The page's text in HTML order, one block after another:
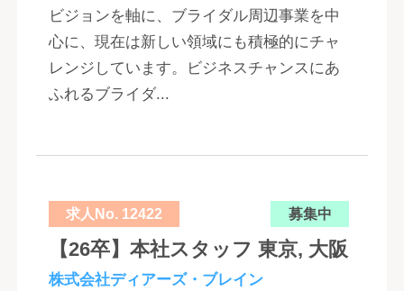
ビジョンを軸に、ブライダル周辺事業を中
心に、現在は新しい領域にも積極的にチャ
レンジしています。ビジネスチャンスにあ
ふれるブライダ...
求人No. 12422 募集中
【26卒】本社スタッフ 東京, 大阪
株式会社ディアーズ・ブレイン